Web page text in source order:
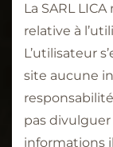
La SARL
relative à
L’utilisateur
site aucune
pas
informations